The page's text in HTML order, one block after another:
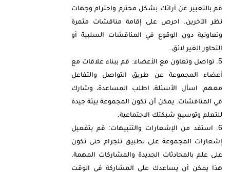
قم بالتعبير عن آرائك بشكل محترم واحترام وجهات
نظر الآخرين. احرص على إقامة مناقشات مثمرة
وتعاونية دون الوقوع في المناقشات السلبية أو
التحاور الغير لائق.
تواصل وتعاون مع الأعضاء: قم ببناء علاقات مع
أعضاء المجموعة عن طريق التواصل والتفاعل
معهم. اسأل الأسئلة، اطلب المساعدة، وشارك
في المناقشات. يمكن أن تكون المجموعة بيئة جيدة
للتعلم وتوسيع شبكتك الاجتماعية.
استفد من الإشعارات والتنبيهات: قم بتفعيل
إشعارات المجموعة على تطبيق تلجرام حتى تكون
على علم بالمحادثات الجديدة والمشاركات المهمة.
هذا يمكن أن يساعدك على المشاركة في الوقت